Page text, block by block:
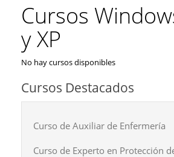
Cursos
y XP
No hay cursos disponibles
Cursos Destacados
Curso de Auxiliar de Enfermería
Curso de Experto en Protección